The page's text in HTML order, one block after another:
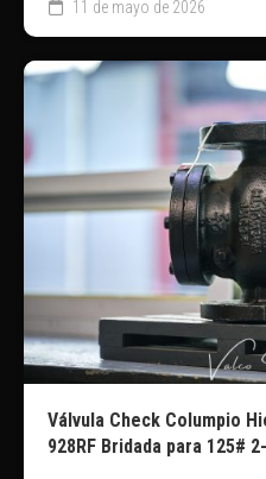
11 de mayo de 2026
Válvula Check Columpio
928RF Bridada para 125#